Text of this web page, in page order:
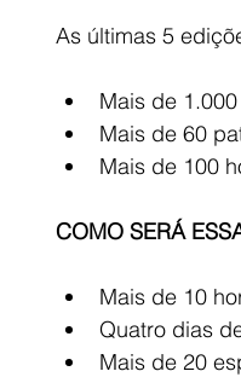
As últimas 5
Mais de
Mais de 60
Mais de 100
COMO SERÁ
Mais de 10
Quatro dias
Mais de 20